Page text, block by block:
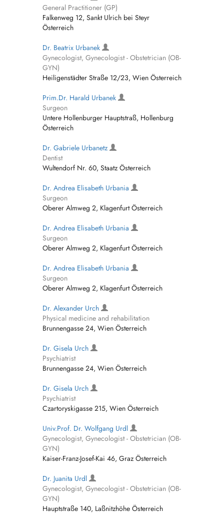
General Practitioner (GP)
Falkenweg 12, Sankt Ulrich bei Steyr
Österreich
Dr. Beatrix Urbanek
Gynecologist, Gynecologist - Obstetrician (OB-
GYN)
Heiligenstädter Straße 12/23, Wien Österreich
Prim.Dr. Harald Urbanek
Surgeon
Untere Hollenburger Hauptstraß, Hollenburg
Österreich
Dr. Gabriele Urbanetz
Dentist
Wultendorf Nr. 60, Staatz Österreich
Dr. Andrea Elisabeth Urbania
Surgeon
Oberer Almweg 2, Klagenfurt Österreich
Dr. Andrea Elisabeth Urbania
Surgeon
Oberer Almweg 2, Klagenfurt Österreich
Dr. Andrea Elisabeth Urbania
Surgeon
Oberer Almweg 2, Klagenfurt Österreich
Dr. Alexander Urch
Physical medicine and rehabilitation
Brunnengasse 24, Wien Österreich
Dr. Gisela Urch
Psychiatrist
Brunnengasse 24, Wien Österreich
Dr. Gisela Urch
Psychiatrist
Czartoryskigasse 215, Wien Österreich
Univ.Prof. Dr. Wolfgang Urdl
Gynecologist, Gynecologist - Obstetrician (OB-
GYN)
Kaiser-Franz-Josef-Kai 46, Graz Österreich
Dr. Juanita Urdl
Gynecologist, Gynecologist - Obstetrician (OB-
GYN)
Hauptstraße 140, Laßnitzhöhe Österreich